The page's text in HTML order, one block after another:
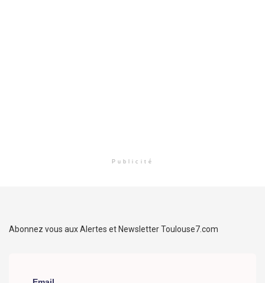
Publicité
Abonnez vous aux Alertes et Newsletter Toulouse7.com